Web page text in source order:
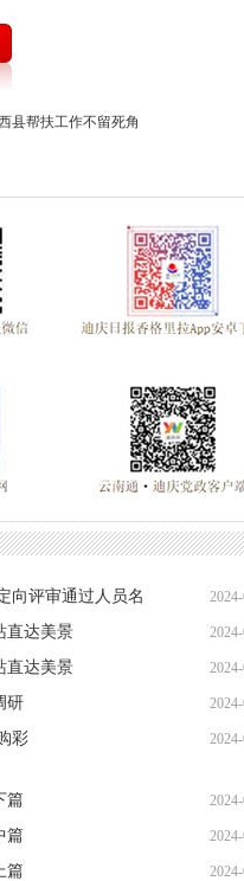
县帮扶工作不留死角
向评审通过人员名
直达美景
直达美景
研
彩
篇
篇
篇